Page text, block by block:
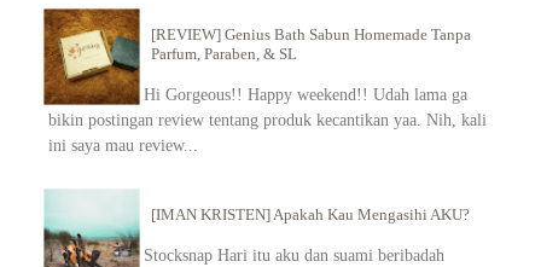
[REVIEW] Genius Bath Sabun Homemade Tanpa
Parfum, Paraben, & SL
Hi Gorgeous!! Happy weekend!! Udah lama ga
bikin postingan review tentang produk kecantikan yaa. Nih, kali
ini saya mau review...
[IMAN KRISTEN] Apakah Kau Mengasihi AKU?
Stocksnap Hari itu aku dan suami beribadah